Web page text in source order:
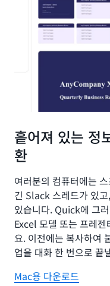
흩어져 있는 정
환
여러분의 컴퓨터에는
긴 Slack 스레드가 있
있습니다. Quick에 그
Excel 모델 또는 프레
요. 이전에는 복사하여
업을 대화 한 번으로 끝
Mac용 다운로드